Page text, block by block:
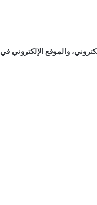
والموقع الإلكتروني